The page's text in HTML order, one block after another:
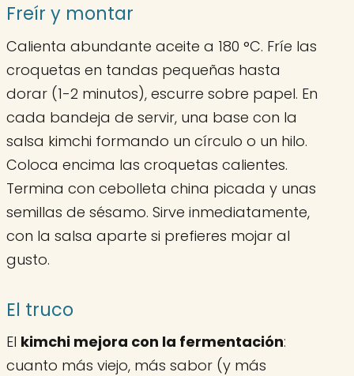
Freír y montar
Calienta abundante aceite a 180 °C. Fríe las
croquetas en tandas pequeñas hasta
dorar (1-2 minutos), escurre sobre papel. En
cada bandeja de servir, una base con la
salsa kimchi formando un círculo o un hilo.
Coloca encima las croquetas calientes.
Termina con cebolleta china picada y unas
semillas de sésamo. Sirve inmediatamente,
con la salsa aparte si prefieres mojar al
gusto.
El truco
El kimchi mejora con la fermentación:
cuanto más viejo, más sabor (y más